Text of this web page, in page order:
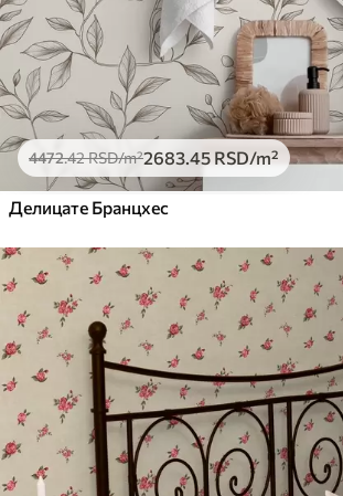
4472.42RSD/m²2683.45 RSD/m²
Делицате Бранцхес